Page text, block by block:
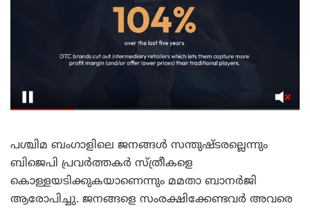
പശ്ചിമ ബംഗാളിലെ ജനങ്ങൾ സന്തുഷ്ടരല്ലെന്നും
ബിജെപി പ്രവർത്തകർ സ്ത്രീകളെ
കൊള്ളയടിക്കുകയാണെന്നും മമതാ ബാനർജി
ആരോപിച്ചു. ജനങ്ങളെ സംരക്ഷിക്കേണ്ടവർ അവരെ